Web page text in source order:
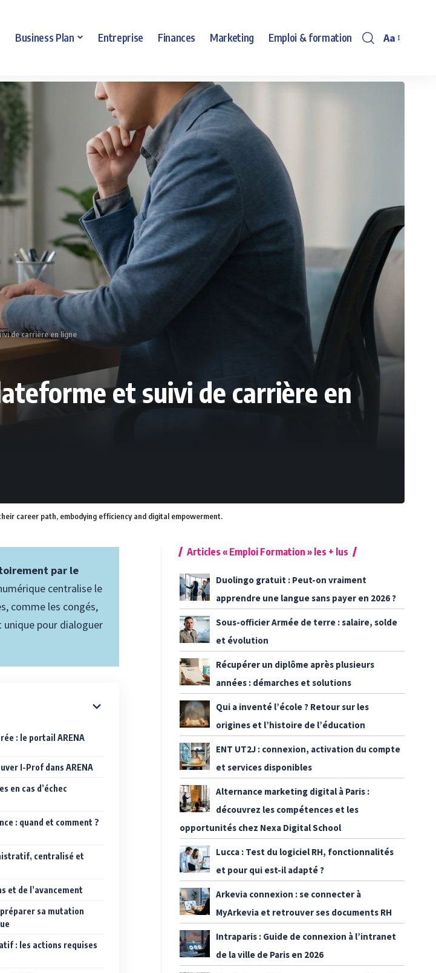
Business Plan Entreprise Finances Marketing Emploi & formation Aa
de carrière en ligne
et suivi de carrière en
career path, embodying efficiency and digital empowerment.
par le
centralise le
comme les congés,
unique pour dialoguer
: le portail ARENA
I-Prof dans ARENA
en cas d’échec
: quand et comment ?
centralisé et
et de l’avancement
préparer sa mutation
: les actions requises
Articles « Emploi Formation » les + lus
Duolingo gratuit : Peut-on vraiment
apprendre une langue sans payer en 2026 ?
Sous-officier Armée de terre : salaire, solde
et évolution
Récupérer un diplôme après plusieurs
années : démarches et solutions
Qui a inventé l’école ? Retour sur les
origines et l’histoire de l’éducation
ENT UT2J : connexion, activation du compte
et services disponibles
Alternance marketing digital à Paris :
découvrez les compétences et les
opportunités chez Nexa Digital School
Lucca : Test du logiciel RH, fonctionnalités
et pour qui est-il adapté ?
Arkevia connexion : se connecter à
MyArkevia et retrouver ses documents RH
Intraparis : Guide de connexion à l’intranet
de la ville de Paris en 2026